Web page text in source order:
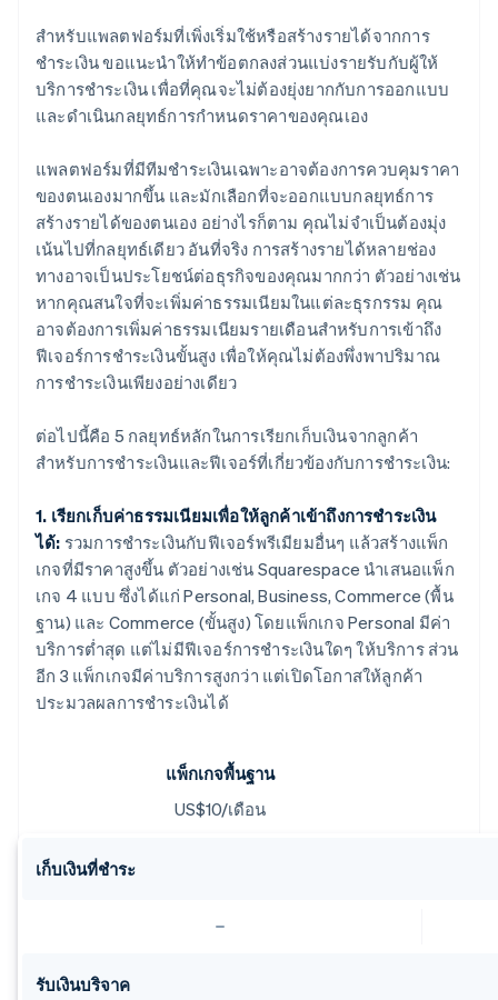
สำหรับแพลตฟอร์มที่เพิ่งเริ่มใช้หรือสร้างรายได้จากการ
ชำระเงิน ขอแนะนำให้ทำข้อตกลงส่วนแบ่งรายรับกับผู้ให้
บริการชำระเงิน เพื่อที่คุณจะไม่ต้องยุ่งยากกับการออกแบบ
และดำเนินกลยุทธ์การกำหนดราคาของคุณเอง
แพลตฟอร์มที่มีทีมชำระเงินเฉพาะอาจต้องการควบคุมราคา
ของตนเองมากขึ้น และมักเลือกที่จะออกแบบกลยุทธ์การ
สร้างรายได้ของตนเอง อย่างไรก็ตาม คุณไม่จำเป็นต้องมุ่ง
เน้นไปที่กลยุทธ์เดียว อันที่จริง การสร้างรายได้หลายช่อง
ทางอาจเป็นประโยชน์ต่อธุรกิจของคุณมากกว่า ตัวอย่างเช่น
หากคุณสนใจที่จะเพิ่มค่าธรรมเนียมในแต่ละธุรกรรม คุณ
อาจต้องการเพิ่มค่าธรรมเนียมรายเดือนสำหรับการเข้าถึง
ฟีเจอร์การชำระเงินขั้นสูง เพื่อให้คุณไม่ต้องพึ่งพาปริมาณ
การชำระเงินเพียงอย่างเดียว
ต่อไปนี้คือ 5 กลยุทธ์หลักในการเรียกเก็บเงินจากลูกค้า
สำหรับการชำระเงินและฟีเจอร์ที่เกี่ยวข้องกับการชำระเงิน:
1. เรียกเก็บค่าธรรมเนียมเพื่อให้ลูกค้าเข้าถึงการชำระเงิน
ได้: รวมการชำระเงินกับฟีเจอร์พรีเมียมอื่นๆ แล้วสร้างแพ็ก
เกจที่มีราคาสูงขึ้น ตัวอย่างเช่น Squarespace นำเสนอแพ็ก
เกจ 4 แบบ ซึ่งได้แก่ Personal, Business, Commerce (พื้น
ฐาน) และ Commerce (ขั้นสูง) โดยแพ็กเกจ Personal มีค่า
บริการต่ำสุด แต่ไม่มีฟีเจอร์การชำระเงินใดๆ ให้บริการ ส่วน
อีก 3 แพ็กเกจมีค่าบริการสูงกว่า แต่เปิดโอกาสให้ลูกค้า
ประมวลผลการชำระเงินได้
แพ็กเกจพื้นฐาน
US$10/เดือน
เก็บเงินที่ชำระ
รับเงินบริจาค